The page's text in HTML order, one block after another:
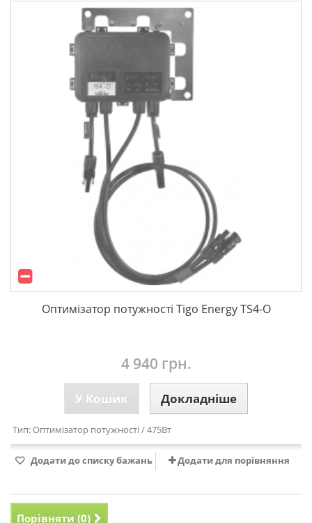
Оптимізатор потужності Tigo Energy TS4-O
4 940 грн.
У Кошик Докладніше
Тип:Оптимізатор потужності/ 475Вт
Додати до списку бажань Додати для порівняння
Порівняти (0)